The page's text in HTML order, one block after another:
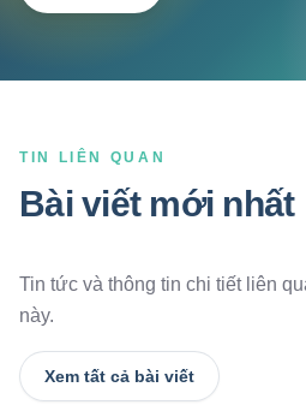
TIN LIÊN QUAN
Bài viết mới nhất
Tin tức và thông tin chi tiết liên
này.
Xem tất cả bài viết